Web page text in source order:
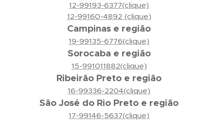
12-99193-6377(clique)
12-99160-4892 (clique)
Campinas e região
19-99135-6776(clique)
Sorocaba e região
15-991011882(clique)
Ribeirão Preto e região
16-99336-2204(clique)
São José do Rio Preto e região
17-99146-5637(clique)